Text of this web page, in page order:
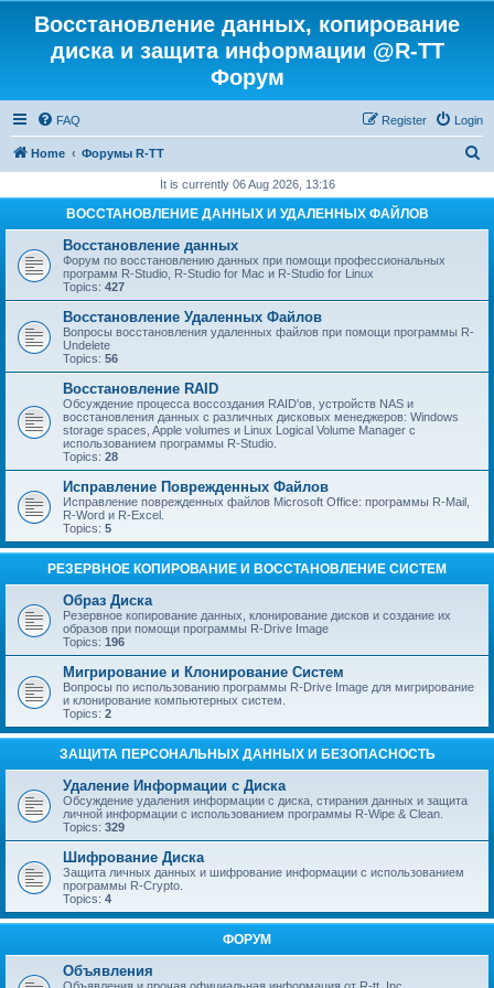
Восстановление данных, копирование
диска и защита информации @R-TT
Форум
FAQ Login
Register
Home Форумы R-TT
r
It is currently 06 Aug 2026, 13:16
ВОССТАНОВЛЕНИЕ ДАННЫХ И УДАЛЕННЫХ ФАЙЛОВ
Восстановление данных
Форум по восстановлению данных при помощи профессиональных
программ R-Studio, R-Studio for Mac и R-Studio for Linux
Topics: 427
Восстановление Удаленных Файлов
Вопросы восстановления удаленных файлов при помощи программы R-
Undelete
Topics: 56
Восстановление RAID
Обсуждение процесса воссоздания RAID'ов, устройств NAS и
восстановления данных с различных дисковых менеджеров: Windows
storage spaces, Apple volumes и Linux Logical Volume Manager с
использованием программы R-Studio.
Topics: 28
Исправление Поврежденных Файлов
Исправление поврежденных файлов Microsoft Office: программы R-Mail,
R-Word и R-Excel.
Topics: 5
РЕЗЕРВНОЕ КОПИРОВАНИЕ И ВОССТАНОВЛЕНИЕ СИСТЕМ
Образ Диска
Резервное копирование данных, клонирование дисков и создание их
образов при помощи программы R-Drive Image
Topics: 196
Мигрирование и Клонирование Систем
Вопросы по использованию программы R-Drive Image для мигрирование
и клонирование компьютерных систем.
Topics: 2
ЗАЩИТА ПЕРСОНАЛЬНЫХ ДАННЫХ И БЕЗОПАСНОСТЬ
Удаление Информации с Диска
Обсуждение удаления информации с диска, стирания данных и защита
личной информации с использованием программы R-Wipe & Clean.
Topics: 329
Шифрование Диска
Защита личных данных и шифрование информации с использованием
программы R-Crypto.
Topics: 4
ФОРУМ
Объявления